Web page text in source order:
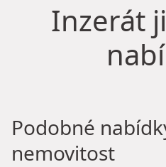
Inzerát
Podobné
nemovitost